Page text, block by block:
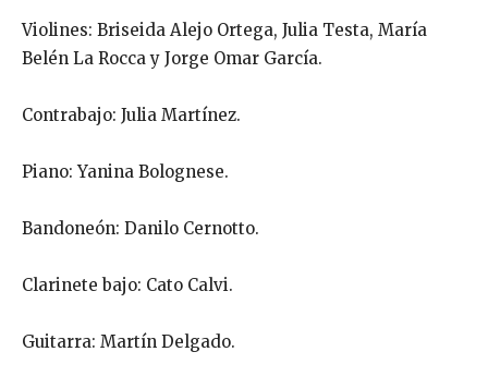
Violines: Briseida Alejo Ortega, Julia Testa, María
Belén La Roccay Jorge Omar García.
Contrabajo: Julia Martínez.
Piano: Yanina Bolognese.
Bandoneón: Danilo Cernotto.
Clarinete bajo: Cato Calvi.
Guitarra: Martín Delgado.